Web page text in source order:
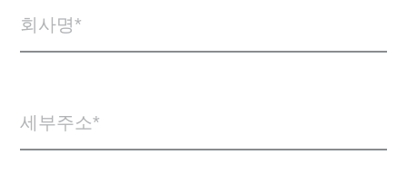
회사명
세부주소